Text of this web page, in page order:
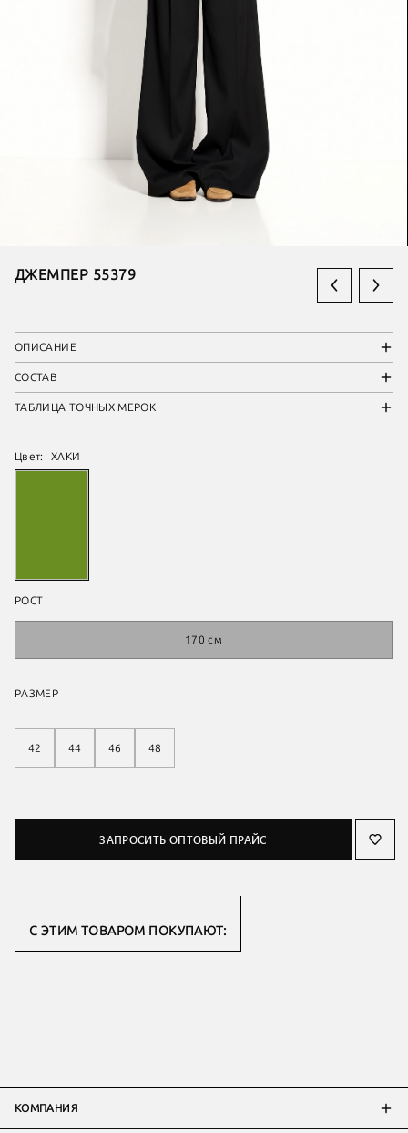
ДЖЕМПЕР 55379
ОПИСАНИЕ
СОСТАВ
ТАБЛИЦА ТОЧНЫХ МЕРОК
Цвет: ХАКИ
РОСТ
170 см
РАЗМЕР
42 44 46 48
ЗАПРОСИТЬ ОПТОВЫЙ ПРАЙС
С ЭТИМ ТОВАРОМ ПОКУПАЮТ:
КОМПАНИЯ